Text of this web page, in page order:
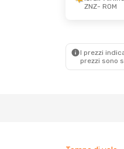
- Mer 2 Set
ZNZ- ROM
I prezzi
prezzi sono